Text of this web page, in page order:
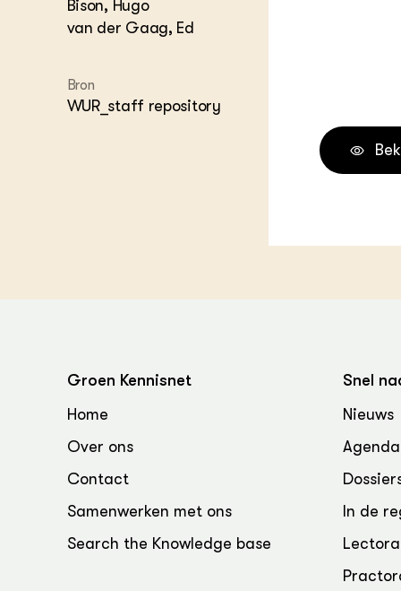
Bison, Hugo
van der Gaag, Ed
Bron
WUR_staff repository
Groen Kennisnet
Home
Over ons
Contact
Samenwerken met ons
Search the Knowledge base
Snel
Nieuws
Agenda
In de